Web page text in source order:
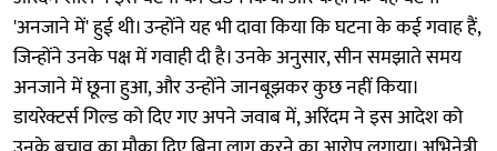
'अनजाने में' हुई थी। उन्होंने यह भी दावा किया कि घटना के कई गवाह हैं,
जिन्होंने उनके पक्ष में गवाही दी है। उनके अनुसार, सीन समझाते समय
अनजाने में छूना हुआ, और उन्होंने जानबूझकर कुछ नहीं किया।
डायरेक्टर्स गिल्ड को दिए गए अपने जवाब में, अरिंदम ने इस आदेश को